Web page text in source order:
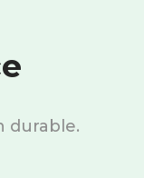
durable.